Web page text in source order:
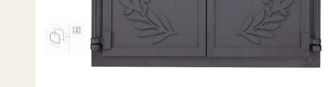
GRĂTARE PE GAZ
UȘI DIN FONTĂ